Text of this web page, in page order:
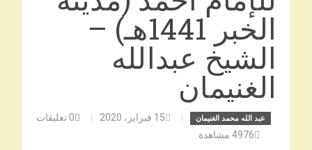
الخبر 1441هـ) –
الشيخ عبدالله
الغنيمان
عبد الله محمد الغنيمان 15 فبراير، 2020 0تعليقات
4976 مشاهدة